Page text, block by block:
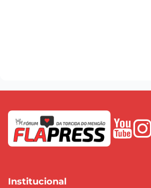
Institucional